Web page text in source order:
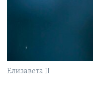
Елизавета II